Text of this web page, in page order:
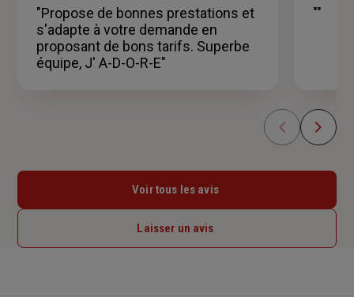
étoiles
"Propose de bonnes prestations et
s'adapte à votre demande en
proposant de bons tarifs. Superbe
équipe, J' A-D-O-R-E"
""
Voir tous les avis
Laisser un avis